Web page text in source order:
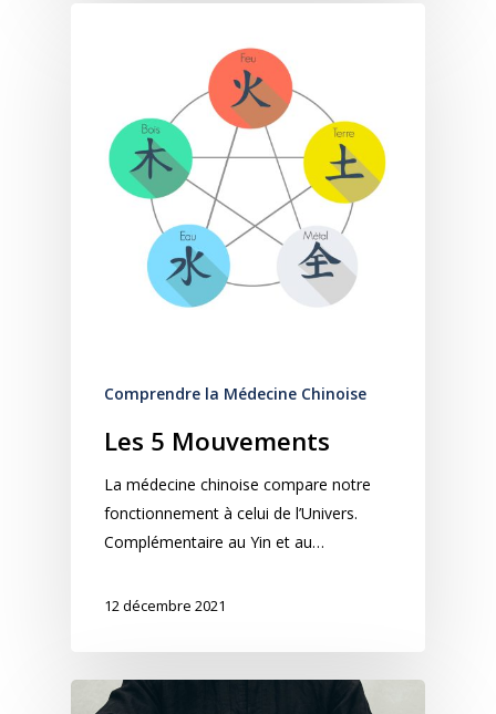
Comprendre la Médecine Chinoise
Les 5 Mouvements
La médecine chinoise compare notre
fonctionnement à celui de l’Univers.
Complémentaire au Yin et au…
12 décembre 2021